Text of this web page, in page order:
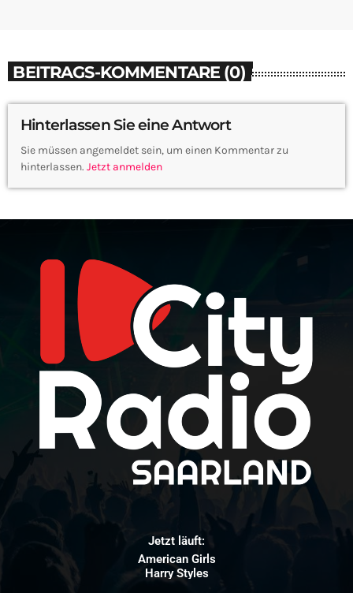
BEITRAGS-KOMMENTARE (0)
Hinterlassen Sie eine Antwort
Sie müssen angemeldet sein, um einen Kommentar zu
hinterlassen. Jetzt anmelden
Jetzt läuft:
American Girls
Harry Styles